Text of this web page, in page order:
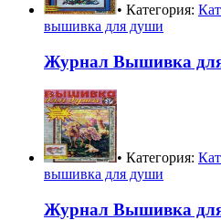
• Категория:
вышивка для души
Журнал Вышивка
• Категория:
вышивка для души
Журнал Вышивка